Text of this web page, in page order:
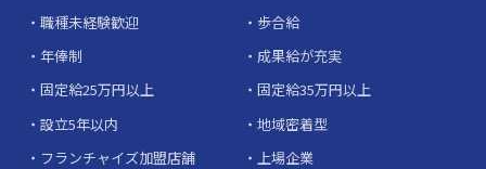
職種未経験歓迎
歩合給
年俸制
成果給が充実
固定給25万円以上
固定給35万円以上
設立5年以内
地域密着型
フランチャイズ加盟店舗
上場企業